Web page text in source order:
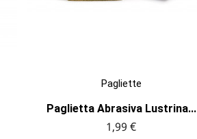
Pagliette
Paglietta Abrasiva Lustrina...
1,99 €
ANTEPRIMA